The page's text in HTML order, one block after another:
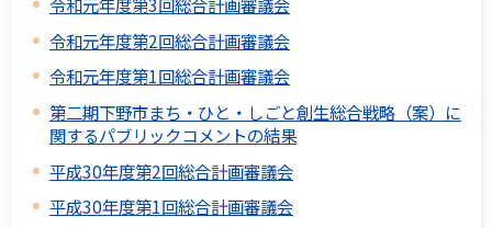
令和元年度第2回総合計画審議会
令和元年度第1回総合計画審議会
第二期下野市まち・ひと・しごと創生総合戦略（案）に
関するパブリックコメントの結果
平成30年度第2回総合計画審議会
平成30年度第1回総合計画審議会